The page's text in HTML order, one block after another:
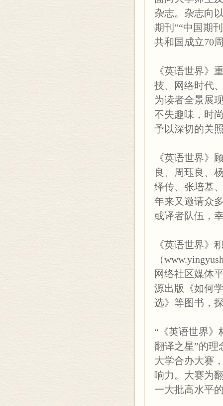
动态的“网络时
学问题的“心境
另外还不定期
杂志还注重
子的视野，由
深度报道。
《英语世界》
《英语世界》
The World of
社址：北京市
邮购部：北京
电话：
（010）
（010）
（010）
18210244181
经济视野
54/ Why Now Is the
网络时代
61/ How Remote
科技天地
66/ Dream-shaping
艺坛
71/ Portrait of Victor
73/ Six Odd Details
79/ Reading with
行走天下
85/ Best Day Trips from
史海钩沉
91/ 6 Famous Curses
人物
98/ The Storyteller 讲
词林漫步
104/ 时政话语的引经据
108/ “字典”的英文
111/ 自我国际化的莎
谭译录
114/ Draba 葶苈…………
116/ 清明的追忆 In
杂志。杂志向
期刊”“中国期
共和国成立70
《英语世界》
技、网络时代
为读者全景展
不失趣味，时
予以深切的关
《英语世界》
良、周珏良、
绎传、张培基
年来又邀请众
或译者队伍，
《英语世界》
（
网络社区媒体
源出版《如何
选》等图书，
“《英语世界》
翻译之星”的理
大学合办大赛
响力。大赛为
一大批高水平